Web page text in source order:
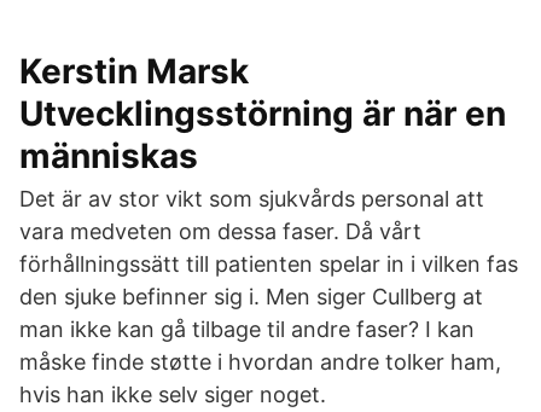
Kerstin Marsk
Utvecklingsstörning är när en
människas
Det är av stor vikt som sjukvårds personal att
vara medveten om dessa faser. Då vårt
förhållningssätt till patienten spelar in i vilken fas
den sjuke befinner sig i. Men siger Cullberg at
man ikke kan gå tilbage til andre faser? I kan
måske finde støtte i hvordan andre tolker ham,
hvis han ikke selv siger noget.